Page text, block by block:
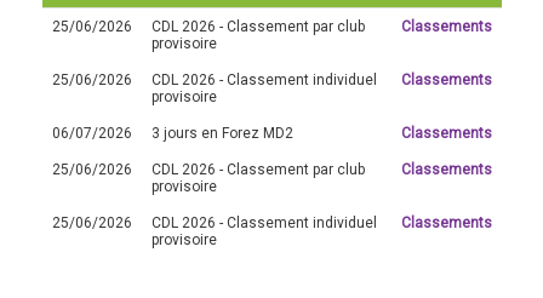
25/06/2026
CDL 2026 - Classement par club
provisoire
Classements
25/06/2026
CDL 2026 - Classement individuel
provisoire
Classements
06/07/2026 3 jours en Forez MD2 Classements
25/06/2026
CDL 2026 - Classement par club
provisoire
Classements
25/06/2026
CDL 2026 - Classement individuel
provisoire
Classements